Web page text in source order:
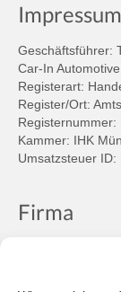
Impressum
Geschäftsführer:
Car-In
Registerart:
Register/Ort:
Registernummer:
Kammer: IHK
Umsatzsteuer ID:
Firma